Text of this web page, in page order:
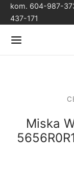
kom. 604-987-
437-171
Miska